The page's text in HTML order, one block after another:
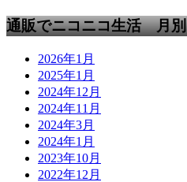
通販でニコニコ生活 月別
2026年1月
2025年1月
2024年12月
2024年11月
2024年3月
2024年1月
2023年10月
2022年12月